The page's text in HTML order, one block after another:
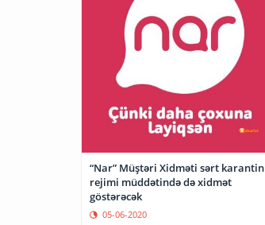
“Nar” Müştəri Xidməti sərt karantin
rejimi müddətində də xidmət
göstərəcək
05-06-2020